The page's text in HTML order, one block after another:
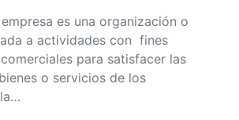
es una organización o
a actividades con fines
para satisfacer las
o servicios de los